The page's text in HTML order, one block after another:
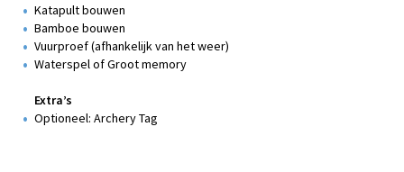
Katapult bouwen
Bamboe bouwen
Vuurproef (afhankelijk van het weer)
Waterspel of Groot memory
Extra’s
Optioneel: Archery Tag